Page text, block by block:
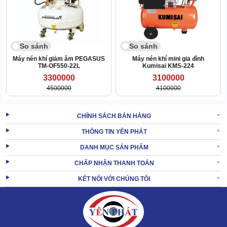
ngưỡng chịu đựng của con người.
Điều này được tối ưu bởi tính năng tiêu âm của máy. Đặc biệt là sự
liên kết chặt chẽ giữa các bộ phận, giúp chúng không bị va đập khi
So sánh
Máy nén khí giảm âm PEGASUS
TM-OF550-22L
3300000
4500000
So sánh
Máy nén khí mini gia đình
Kumisai KMS-224
3100000
4100000
CHÍNH SÁCH BÁN HÀNG
THÔNG TIN YÊN PHÁT
DANH MỤC SẢN PHẨM
CHẤP NHẬN THANH TOÁN
KẾT NỐI VỚI CHÚNG TÔI